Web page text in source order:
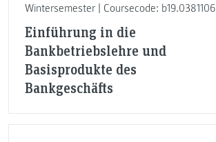
Wintersemester | Coursecode: b19.0381106
Einführung in die
Bankbetriebslehre und
Basisprodukte des
Bankgeschäfts